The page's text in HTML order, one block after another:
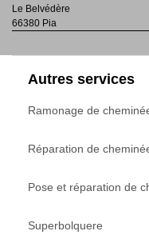
Le Belvédère
66380 Pia
Autres services
Ramonage de
Réparation de
Pose et réparation de
Superbolquere